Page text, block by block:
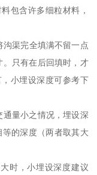
包含许多细粒材料，
渠完全填满不留一点
。只有在后回填时，才
小埋设深度可参考下
通量小之情况，埋设深
等的深度（两者取其大
时，小埋设深度建议